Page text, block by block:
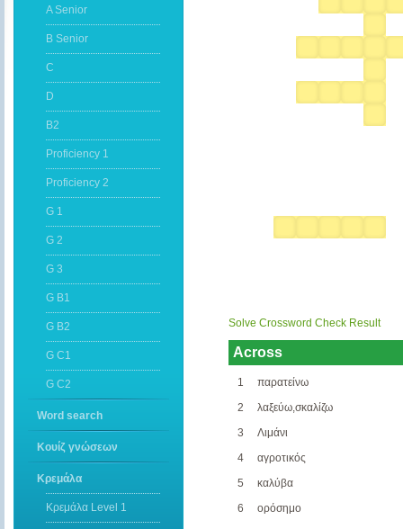
Solve Crossword Check Result
Across
1
παρατείνω
2
λαξεύω,σκαλίζω
3
Λιμάνι
4
αγροτικός
5
καλύβα
6
ορόσημο
A Senior
B Senior
C
D
B2
Proficiency 1
Proficiency 2
G 1
G 2
G 3
G B1
G B2
G C1
G C2
Word search
Κουίζ γνώσεων
Κρεμάλα
Κρεμάλα Level 1